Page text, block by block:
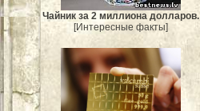
Чайник за 2 миллиона долларов.
[Интересные факты]